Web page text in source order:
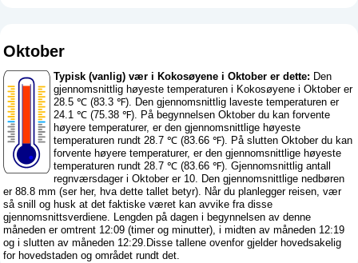
Oktober
Typisk (vanlig) vær i Kokosøyene i Oktober er dette: Den
gjennomsnittlig høyeste temperaturen i Kokosøyene i Oktober er
28.5 ℃ (83.3 ℉). Den gjennomsnittlig laveste temperaturen er
24.1 ℃ (75.38 ℉). På begynnelsen Oktober du kan forvente
høyere temperaturer, er den gjennomsnittlige høyeste
temperaturen rundt 28.7 ℃ (83.66 ℉). På slutten Oktober du kan
forvente høyere temperaturer, er den gjennomsnittlige høyeste
temperaturen rundt 28.7 ℃ (83.66 ℉). Gjennomsnittlig antall
regnværsdager i Oktober er 10. Den gjennomsnittlige nedbøren
er 88.8 mm (ser her, hva dette tallet betyr). Når du planlegger reisen, vær
så snill og husk at det faktiske været kan avvike fra disse
gjennomsnittsverdiene. Lengden på dagen i begynnelsen av denne
måneden er omtrent 12:09 (timer og minutter), i midten av måneden 12:19
og i slutten av måneden 12:29.Disse tallene ovenfor gjelder hovedsakelig
for hovedstaden og området rundt det.